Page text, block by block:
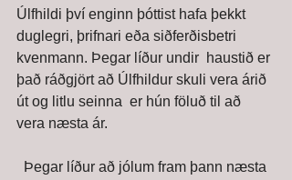
Úlfhildi því enginn þóttist hafa þekkt
duglegri, þrifnari eða siðferðisbetri
kvenmann. Þegar líður undir  haustið er
það ráðgjört að Úlfhildur skuli vera árið
út og litlu seinna  er hún föluð til að
vera næsta ár.